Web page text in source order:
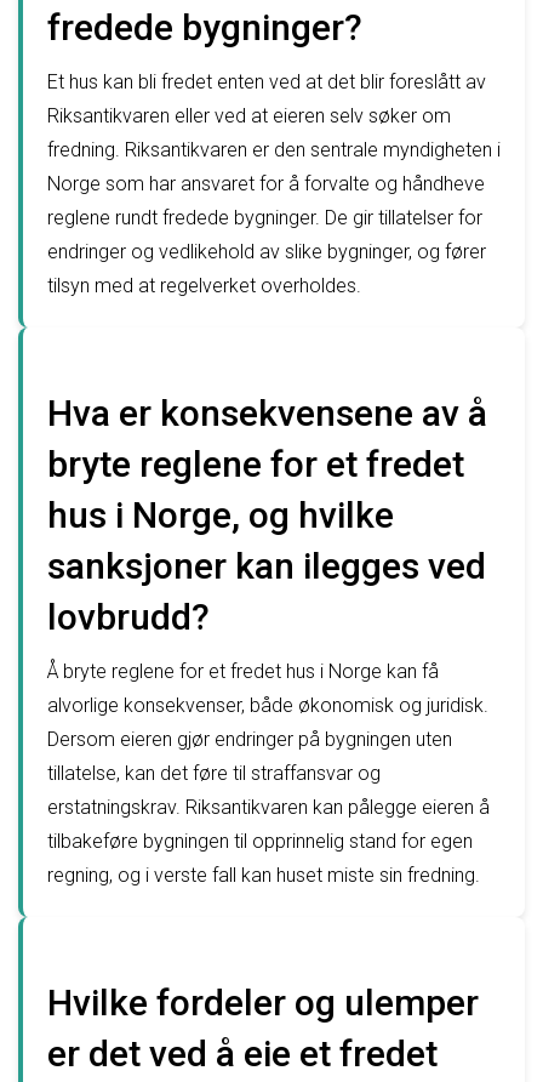
fredede bygninger?
Et hus kan bli fredet enten ved at det blir foreslått av
Riksantikvaren eller ved at eieren selv søker om
fredning. Riksantikvaren er den sentrale myndigheten i
Norge som har ansvaret for å forvalte og håndheve
reglene rundt fredede bygninger. De gir tillatelser for
endringer og vedlikehold av slike bygninger, og fører
tilsyn med at regelverket overholdes.
Hva er konsekvensene av å
bryte reglene for et fredet
hus i Norge, og hvilke
sanksjoner kan ilegges ved
lovbrudd?
Å bryte reglene for et fredet hus i Norge kan få
alvorlige konsekvenser, både økonomisk og juridisk.
Dersom eieren gjør endringer på bygningen uten
tillatelse, kan det føre til straffansvar og
erstatningskrav. Riksantikvaren kan pålegge eieren å
tilbakeføre bygningen til opprinnelig stand for egen
regning, og i verste fall kan huset miste sin fredning.
Hvilke fordeler og ulemper
er det ved å eie et fredet